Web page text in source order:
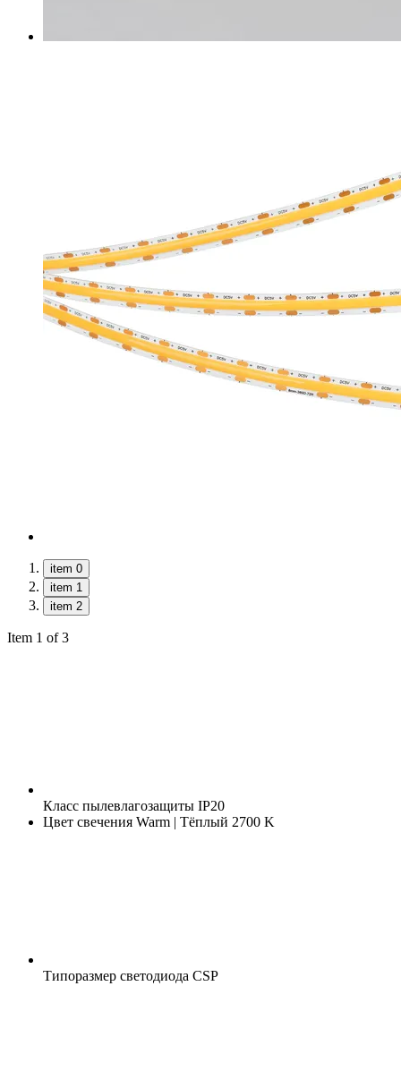
item 0
item 1
item 2
Item 1 of 3
Класс пылевлагозащиты IP20
Цвет свечения Warm | Тёплый 2700 K
Типоразмер светодиода CSP